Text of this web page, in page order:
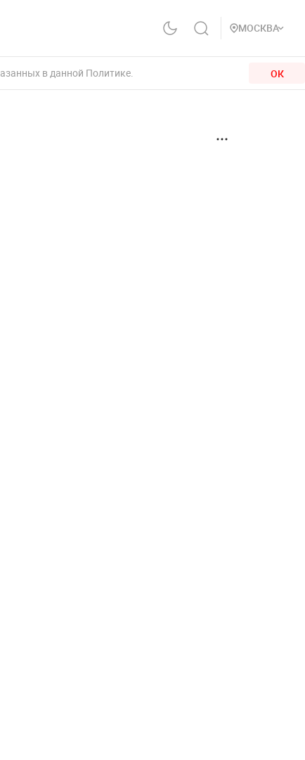
МОСКВА
в данной Политике. ОК